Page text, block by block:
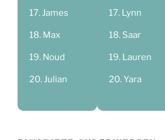
James
Max
Noud
Julian
Lynn
Saar
Lauren
Yara